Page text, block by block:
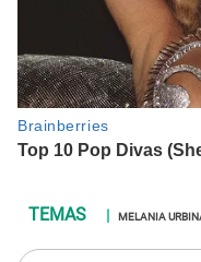
MELANIA